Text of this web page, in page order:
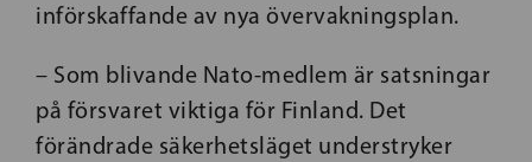
införskaffande av nya övervakningsplan.
– Som blivande Nato-medlem är satsningar
på försvaret viktiga för Finland. Det
förändrade säkerhetsläget understryker